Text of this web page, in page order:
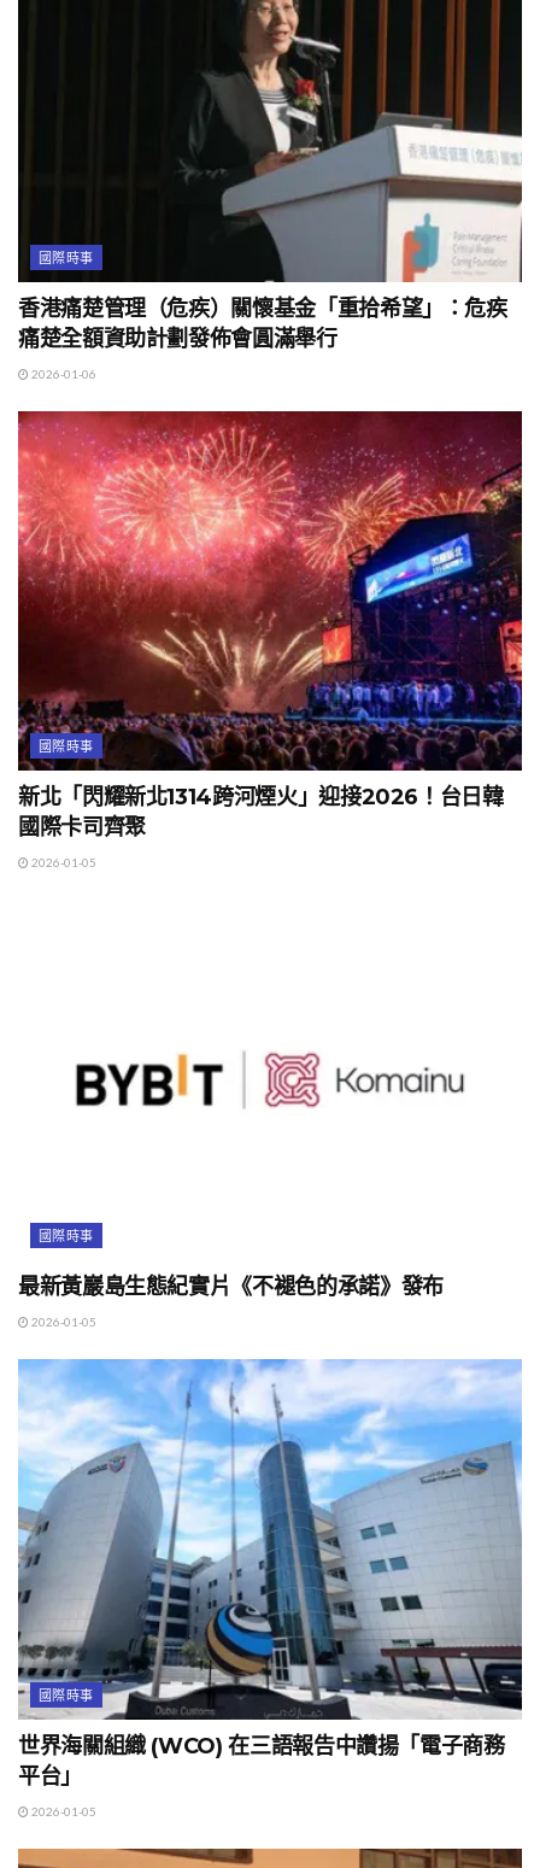
國際時事
香港痛楚管理（危疾）關懷基金「重拾希望」：危疾
痛楚全額資助計劃發佈會圓滿舉行
2026-01-06
國際時事
新北「閃耀新北1314跨河煙火」迎接2026！台日韓
國際卡司齊聚
2026-01-05
國際時事
最新黃巖島生態紀實片《不褪色的承諾》發布
2026-01-05
國際時事
世界海關組織 (WCO) 在三語報告中讚揚「電子商務
平台」
2026-01-05